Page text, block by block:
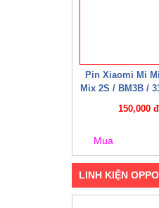
Pin Xiaomi Mi
Mix 2S / BM3B /
150,000 đ
Mua
LINH KIỆN